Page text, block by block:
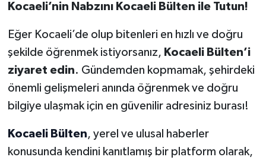
Kocaeli’nin Nabzını Kocaeli Bülten ile Tutun!
Eğer Kocaeli’de olup bitenleri en hızlı ve doğru
şekilde öğrenmek istiyorsanız, Kocaeli Bülten’i
ziyaret edin. Gündemden kopmamak, şehirdeki
önemli gelişmeleri anında öğrenmek ve doğru
bilgiye ulaşmak için en güvenilir adresiniz burası!
Kocaeli Bülten, yerel ve ulusal haberler
konusunda kendini kanıtlamış bir platform olarak,